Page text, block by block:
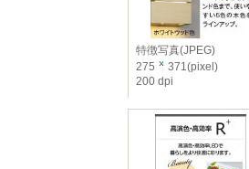
特徴写真(JPEG)
275
371(pixel)
200 dpi